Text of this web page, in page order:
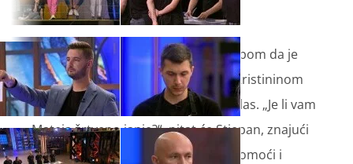
Manuel će se složiti s Markom i Josipom da je
Mateja radila umak za savijaču po Kristininom
nahođenju, pa će joj i on dati svoj glas. „Je li vam
Mateja žrtveno janje?“, pitat će Stjepan, znajući
da se Mateja cijelo vrijeme nudila pomoći i